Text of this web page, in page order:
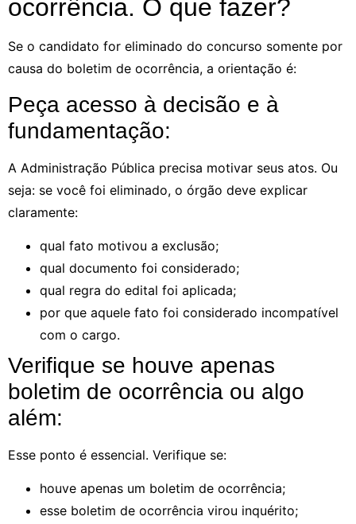
ocorrência. O que fazer?
Se o candidato for eliminado do concurso somente por
causa do boletim de ocorrência, a orientação é:
Peça acesso à decisão e à
fundamentação:
A Administração Pública precisa motivar seus atos. Ou
seja: se você foi eliminado, o órgão deve explicar
claramente:
qual fato motivou a exclusão;
qual documento foi considerado;
qual regra do edital foi aplicada;
por que aquele fato foi considerado incompatível
com o cargo.
Verifique se houve apenas
boletim de ocorrência ou algo
além:
Esse ponto é essencial. Verifique se:
houve apenas um boletim de ocorrência;
esse boletim de ocorrência virou inquérito;